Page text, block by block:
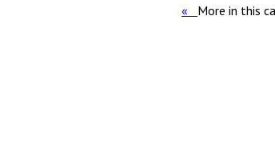
More in this